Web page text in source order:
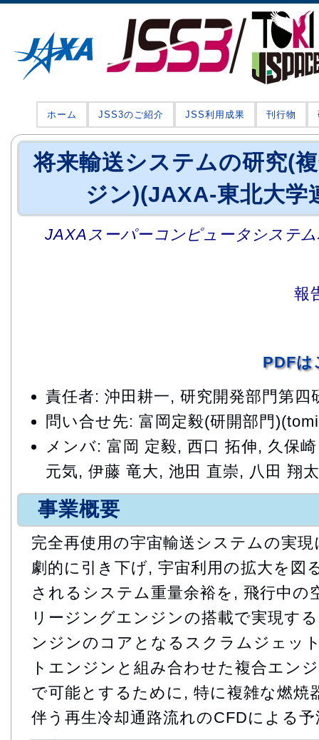
ホーム JSS3のご紹介 JSS利用成果 刊行物
将来輸送システムの研究(
ジン)(JAXA-東北大学
JAXAスーパーコンピュータシステ
報
PDFは
責任者: 沖田耕一, 研究開発部門第四
問い合せ先: 富岡定毅(研開部門
メンバ: 富岡 定毅, 西口 拓伸, 久保
元気, 伊藤 竜大, 池田 直崇, 八田 翔太
事業概要
完全再使用の宇宙輸送システムの実
劇的に引き下げ, 宇宙利用の拡大を図
されるシステム重量余裕を, 飛行中の
リージングエンジンの搭載で実現す
ンジンのコアとなるスクラムジェッ
トエンジンと組み合わせた複合エン
で可能とするために, 特に複雑な燃焼
伴う再生冷却通路流れのCFDによる